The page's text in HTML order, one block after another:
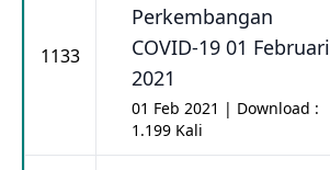
1133
Perkembangan
COVID-19 01 Februari
2021
01 Feb 2021 | Download :
1.199 Kali